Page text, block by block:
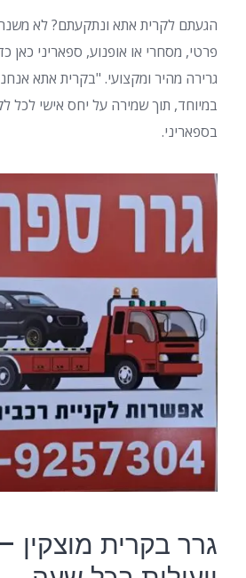
הגעתם לקרית אתא ונתקעתם? לא
פרטי, מסחרי או אופנוע, ספאריני כאן
גרירה מהיר ומקצועי. "בקרית אתא
במיוחד, תוך שמירה על יחס אישי לכל
בספאריני.
גרר בקרית מוצקין